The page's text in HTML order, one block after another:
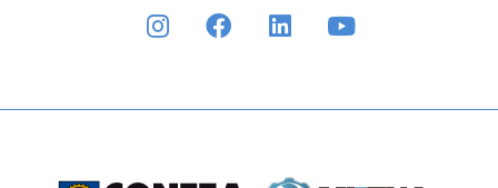
INSTAGRAMFACEBOOKLINKEDIN